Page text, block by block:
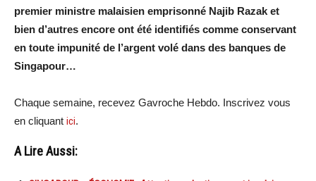
premier ministre malaisien emprisonné Najib Razak et
bien d’autres encore ont été identifiés comme conservant
en toute impunité de l’argent volé dans des banques de
Singapour…
Chaque semaine, recevez Gavroche Hebdo. Inscrivez vous
en cliquant ici.
A Lire Aussi: